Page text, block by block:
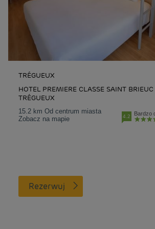
TRÉGUEUX
HOTEL PREMIERE CLASSE SAINT BRIEUC
TRÉGUEUX
15.2 km Od centrum miasta
Zobacz na mapie
4.2 Bardzo
Rezerwuj